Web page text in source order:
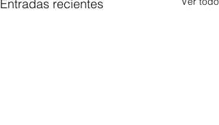
Entradas recientes